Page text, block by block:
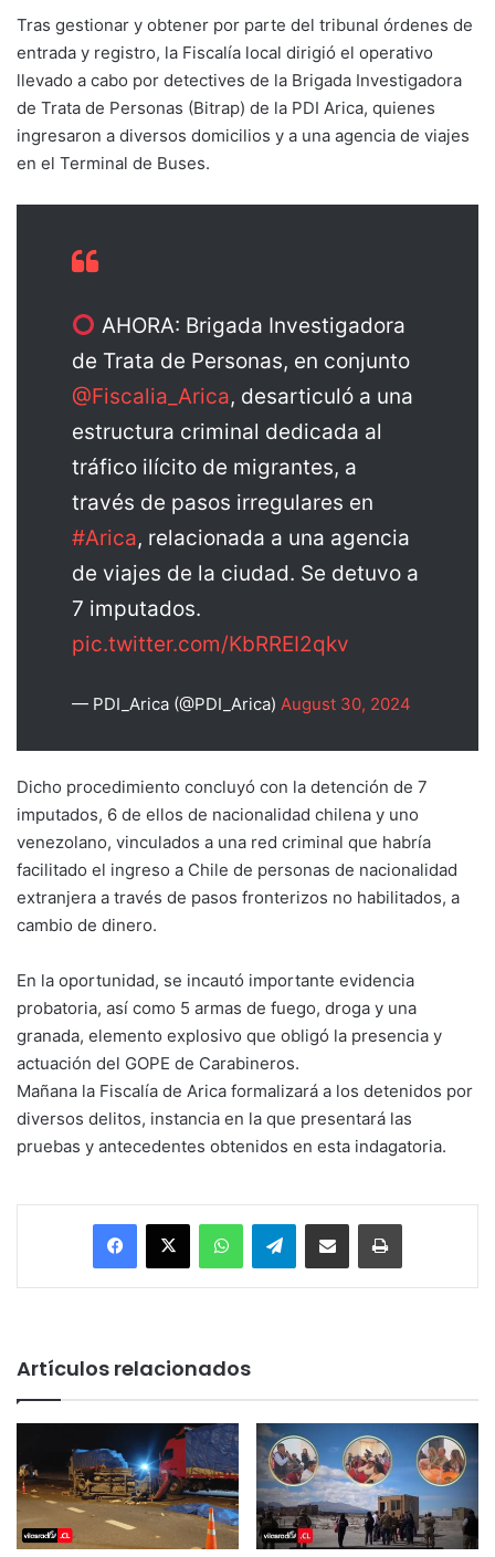
Tras gestionar y obtener por parte del tribunal órdenes de
entrada y registro, la Fiscalía local dirigió el operativo
llevado a cabo por detectives de la Brigada Investigadora
de Trata de Personas (Bitrap) de la PDI Arica, quienes
ingresaron a diversos domicilios y a una agencia de viajes
en el Terminal de Buses.
AHORA: Brigada Investigadora
de Trata de Personas, en conjunto
@Fiscalia_Arica, desarticuló a una
estructura criminal dedicada al
tráfico ilícito de migrantes, a
través de pasos irregulares en
#Arica, relacionada a una agencia
de viajes de la ciudad. Se detuvo a
7 imputados.
pic.twitter.com/KbRREI2qkv
— PDI_Arica (@PDI_Arica) August 30, 2024
Dicho procedimiento concluyó con la detención de 7
imputados, 6 de ellos de nacionalidad chilena y uno
venezolano, vinculados a una red criminal que habría
facilitado el ingreso a Chile de personas de nacionalidad
extranjera a través de pasos fronterizos no habilitados, a
cambio de dinero.
En la oportunidad, se incautó importante evidencia
probatoria, así como 5 armas de fuego, droga y una
granada, elemento explosivo que obligó la presencia y
actuación del GOPE de Carabineros.
Mañana la Fiscalía de Arica formalizará a los detenidos por
diversos delitos, instancia en la que presentará las
pruebas y antecedentes obtenidos en esta indagatoria.
Facebook
X WhatsAppTelegramEnviar vía email Imprimir
Artículos relacionados